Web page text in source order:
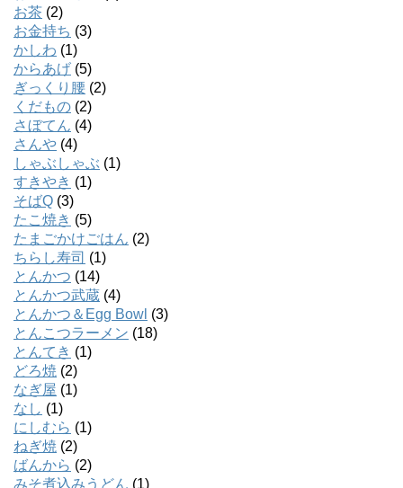
お茶 (2)
お金持ち (3)
かしわ (1)
からあげ (5)
ぎっくり腰 (2)
くだもの (2)
さぼてん (4)
さんや (4)
しゃぶしゃぶ (1)
すきやき (1)
そばQ (3)
たこ焼き (5)
たまごかけごはん (2)
ちらし寿司 (1)
とんかつ (14)
とんかつ武蔵 (4)
とんかつ＆Egg Bowl (3)
とんこつラーメン (18)
とんてき (1)
どろ焼 (2)
なぎ屋 (1)
なし (1)
にしむら (1)
ねぎ焼 (2)
ばんから (2)
みそ煮込みうどん (1)